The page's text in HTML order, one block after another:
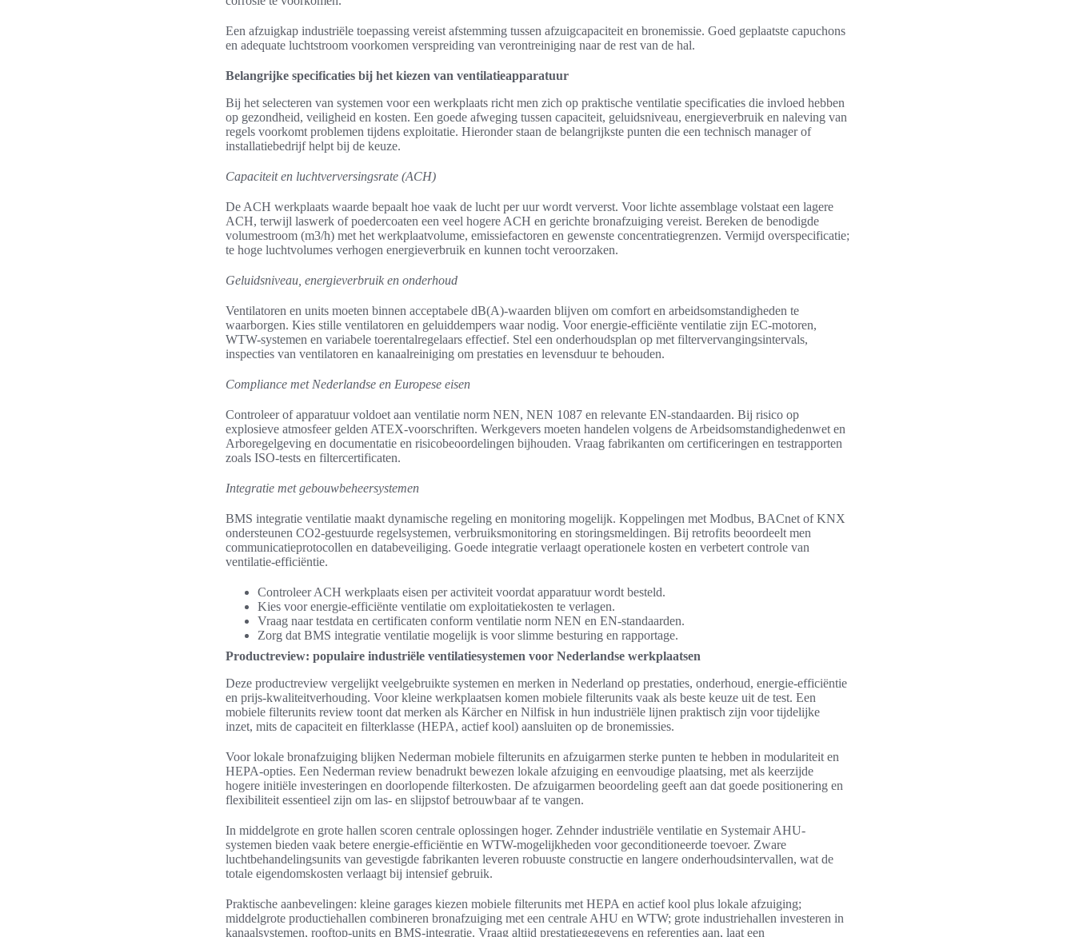
Een afzuigkap industriële toepassing vereist afstemming tussen afzuigcapaciteit en bronemissie. Goed geplaatste capuchons
en adequate luchtstroom voorkomen verspreiding van verontreiniging naar de rest van de hal.
Belangrijke specificaties bij het kiezen van ventilatieapparatuur
Bij het selecteren van systemen voor een werkplaats richt men zich op praktische ventilatie specificaties die invloed hebben
op gezondheid, veiligheid en kosten. Een goede afweging tussen capaciteit, geluidsniveau, energieverbruik en naleving van
regels voorkomt problemen tijdens exploitatie. Hieronder staan de belangrijkste punten die een technisch manager of
installatiebedrijf helpt bij de keuze.
Capaciteit en luchtverversingsrate (ACH)
De ACH werkplaats waarde bepaalt hoe vaak de lucht per uur wordt ververst. Voor lichte assemblage volstaat een lagere
ACH, terwijl laswerk of poedercoaten een veel hogere ACH en gerichte bronafzuiging vereist. Bereken de benodigde
volumestroom (m3/h) met het werkplaatvolume, emissiefactoren en gewenste concentratiegrenzen. Vermijd overspecificatie;
te hoge luchtvolumes verhogen energieverbruik en kunnen tocht veroorzaken.
Geluidsniveau, energieverbruik en onderhoud
Ventilatoren en units moeten binnen acceptabele dB(A)-waarden blijven om comfort en arbeidsomstandigheden te
waarborgen. Kies stille ventilatoren en geluiddempers waar nodig. Voor energie-efficiënte ventilatie zijn EC-motoren,
WTW-systemen en variabele toerentalregelaars effectief. Stel een onderhoudsplan op met filtervervangingsintervals,
inspecties van ventilatoren en kanaalreiniging om prestaties en levensduur te behouden.
Compliance met Nederlandse en Europese eisen
Controleer of apparatuur voldoet aan ventilatie norm NEN, NEN 1087 en relevante EN-standaarden. Bij risico op
explosieve atmosfeer gelden ATEX-voorschriften. Werkgevers moeten handelen volgens de Arbeidsomstandighedenwet en
Arboregelgeving en documentatie en risicobeoordelingen bijhouden. Vraag fabrikanten om certificeringen en testrapporten
zoals ISO-tests en filtercertificaten.
Integratie met gebouwbeheersystemen
BMS integratie ventilatie maakt dynamische regeling en monitoring mogelijk. Koppelingen met Modbus, BACnet of KNX
ondersteunen CO2-gestuurde regelsystemen, verbruiksmonitoring en storingsmeldingen. Bij retrofits beoordeelt men
communicatieprotocollen en databeveiliging. Goede integratie verlaagt operationele kosten en verbetert controle van
ventilatie-efficiëntie.
Controleer ACH werkplaats eisen per activiteit voordat apparatuur wordt besteld.
Kies voor energie-efficiënte ventilatie om exploitatiekosten te verlagen.
Vraag naar testdata en certificaten conform ventilatie norm NEN en EN-standaarden.
Zorg dat BMS integratie ventilatie mogelijk is voor slimme besturing en rapportage.
Productreview: populaire industriële ventilatiesystemen voor Nederlandse werkplaatsen
Deze productreview vergelijkt veelgebruikte systemen en merken in Nederland op prestaties, onderhoud, energie-efficiëntie
en prijs-kwaliteitverhouding. Voor kleine werkplaatsen komen mobiele filterunits vaak als beste keuze uit de test. Een
mobiele filterunits review toont dat merken als Kärcher en Nilfisk in hun industriële lijnen praktisch zijn voor tijdelijke
inzet, mits de capaciteit en filterklasse (HEPA, actief kool) aansluiten op de bronemissies.
Voor lokale bronafzuiging blijken Nederman mobiele filterunits en afzuigarmen sterke punten te hebben in modulariteit en
HEPA-opties. Een Nederman review benadrukt bewezen lokale afzuiging en eenvoudige plaatsing, met als keerzijde
hogere initiële investeringen en doorlopende filterkosten. De afzuigarmen beoordeling geeft aan dat goede positionering en
flexibiliteit essentieel zijn om las- en slijpstof betrouwbaar af te vangen.
In middelgrote en grote hallen scoren centrale oplossingen hoger. Zehnder industriële ventilatie en Systemair AHU-
systemen bieden vaak betere energie-efficiëntie en WTW-mogelijkheden voor geconditioneerde toevoer. Zware
luchtbehandelingsunits van gevestigde fabrikanten leveren robuuste constructie en langere onderhoudsintervallen, wat de
totale eigendomskosten verlaagt bij intensief gebruik.
Praktische aanbevelingen: kleine garages kiezen mobiele filterunits met HEPA en actief kool plus lokale afzuiging;
middelgrote productiehallen combineren bronafzuiging met een centrale AHU en WTW; grote industriehallen investeren in
kanaalsystemen, rooftop-units en BMS-integratie. Vraag altijd prestatiegegevens en referenties aan, laat een